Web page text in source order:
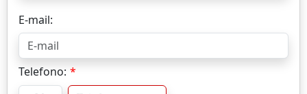
E-mail:
Telefono: